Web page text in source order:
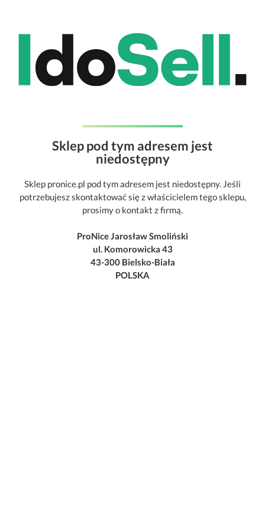
Sklep pod tym adresem jest
niedostępny
Sklep pronice.pl pod tym adresem jest niedostępny. Jeśli
potrzebujesz skontaktować się z właścicielem tego sklepu,
prosimy o kontakt z firmą.
ProNice Jarosław Smoliński
ul. Komorowicka 43
43-300 Bielsko-Biała
POLSKA